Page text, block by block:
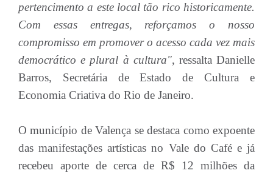
pertencimento a este local tão rico historicamente.
Com essas entregas, reforçamos o nosso
compromisso em promover o acesso cada vez mais
democrático e plural à cultura", ressalta Danielle
Barros, Secretária de Estado de Cultura e
Economia Criativa do Rio de Janeiro.
O município de Valença se destaca como expoente
das manifestações artísticas no Vale do Café e já
recebeu aporte de cerca de R$ 12 milhões da